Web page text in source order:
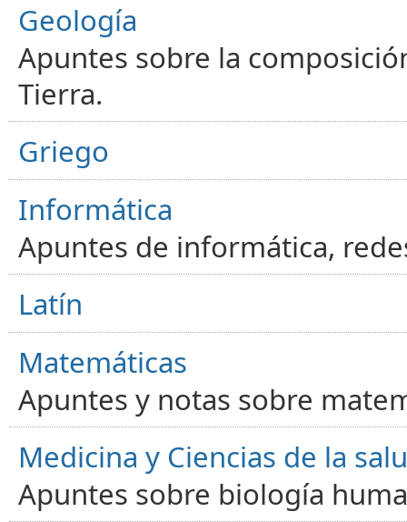
Geología
Apuntes sobre la
Tierra.
Griego
Informática
Apuntes de informática,
Latín
Matemáticas
Apuntes y notas sobre
Medicina y Ciencias de la
Apuntes sobre biología